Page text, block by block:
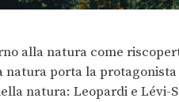
alla natura come
porta la
natura: Leopardi e Lévi-